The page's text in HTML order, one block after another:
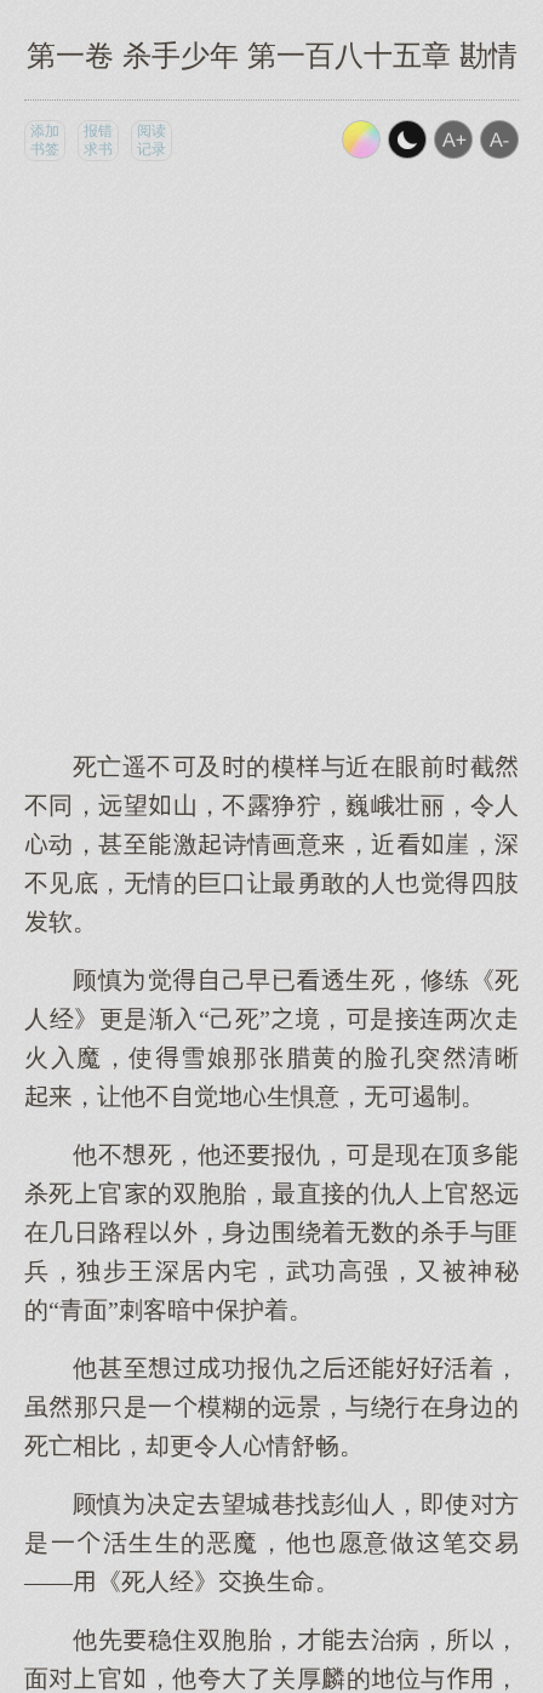
第一卷 杀手少年 第一百八十五章 勘情
添加
书签
报错
求书
阅读
记录
死亡遥不及的模与近在眼前截
不同，远望山，不露狰狞，巍峨壮丽，令人
动，甚至激诗情画意，近崖，深
不见底，无情的巨口让最勇敢的人觉四肢
软。
顾慎觉己早已透生死，修练《死
人经》更是渐入“己死”境，是接连两次走
火入魔，使雪娘那张腊黄的脸孔突清晰
，让他不觉生惧意，无遏制。
他不死，他报仇，是现在顶
杀死官的双胞胎，最直接的仇人官怒远
在几日路程外，身边围绕着无数的杀手与匪
兵，独步王深居内宅，武功高强，又被神秘
的“青面”刺客暗中保护着。
他甚至功报仇活着，
虽那是一模糊的远景，与绕行在身边的
死亡相比，却更令人情舒畅。
顾慎决定望城巷找彭仙人，即使方
是一活生生的恶魔，他愿意做笔易
——《死人经》换生命。
他先稳住双胞胎，才治病，所，
面官，他夸了关厚麟的位与，